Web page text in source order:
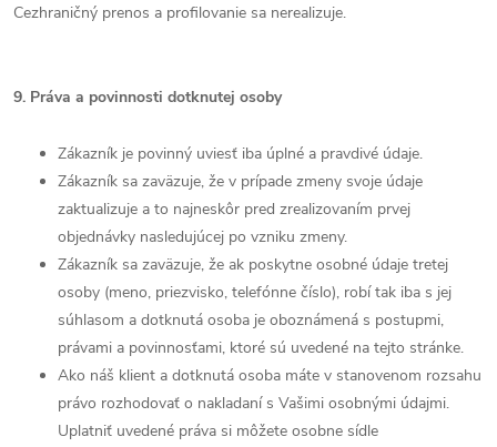
Cezhraničný prenos a profilovanie sa nerealizuje.
9. Práva a povinnosti dotknutej osoby
Zákazník je povinný uviesť iba úplné a pravdivé údaje.
Zákazník sa zaväzuje, že v prípade zmeny svoje údaje
zaktualizuje a to najneskôr pred zrealizovaním prvej
objednávky nasledujúcej po vzniku zmeny.
Zákazník sa zaväzuje, že ak poskytne osobné údaje tretej
osoby (meno, priezvisko, telefónne číslo), robí tak iba s jej
súhlasom a dotknutá osoba je oboznámená s postupmi,
právami a povinnosťami, ktoré sú uvedené na tejto stránke.
Ako náš klient a dotknutá osoba máte v stanovenom rozsahu
právo rozhodovať o nakladaní s Vašimi osobnými údajmi.
Uplatniť uvedené práva si môžete osobne sídle